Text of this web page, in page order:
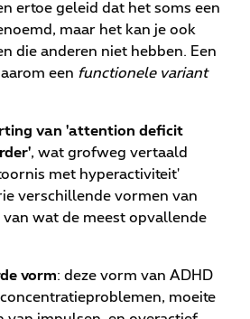
ertoe geleid dat het soms een
maar het kan je ook
die anderen niet hebben. Een
een functionele variant
van 'attention deficit
, wat grofweg vertaald
met hyperactiviteit'
verschillende vormen van
wat de meest opvallende
vorm: deze vorm van ADHD
moeite